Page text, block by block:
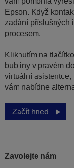
Epson. Když
zadání příslušných
procesem.
Kliknutím na
bubliny v pravém
virtuální asistentce,
vám nabídne
Začít hned
Zavolejte nám